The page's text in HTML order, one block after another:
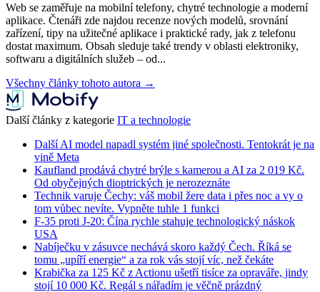
Web se zaměřuje na mobilní telefony, chytré technologie a moderní
aplikace. Čtenáři zde najdou recenze nových modelů, srovnání
zařízení, tipy na užitečné aplikace i praktické rady, jak z telefonu
dostat maximum. Obsah sleduje také trendy v oblasti elektroniky,
softwaru a digitálních služeb – od...
Všechny články tohoto autora →
Další články z kategorie IT a technologie
Další AI model napadl systém jiné společnosti. Tentokrát je na
vině Meta
Kaufland prodává chytré brýle s kamerou a AI za 2 019 Kč.
Od obyčejných dioptrických je nerozeznáte
Technik varuje Čechy: váš mobil žere data i přes noc a vy o
tom vůbec nevíte. Vypněte tuhle 1 funkci
F-35 proti J-20: Čína rychle stahuje technologický náskok
USA
Nabíječku v zásuvce nechává skoro každý Čech. Říká se
tomu „upíří energie“ a za rok vás stojí víc, než čekáte
Krabička za 125 Kč z Actionu ušetří tisíce za opraváře, jindy
stojí 10 000 Kč. Regál s nářadím je věčně prázdný